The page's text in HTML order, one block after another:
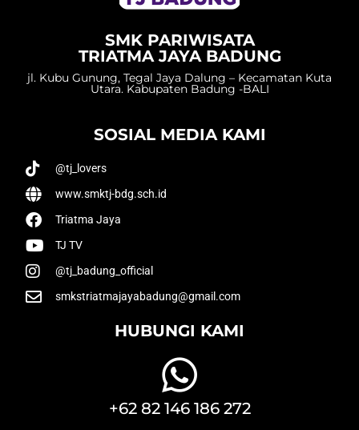
SMK PARIWISATA
TRIATMA JAYA BADUNG
jl. Kubu Gunung, Tegal Jaya Dalung – Kecamatan Kuta
Utara. Kabupaten Badung -BALI
SOSIAL MEDIA KAMI
@tj_lovers
www.smktj-bdg.sch.id
Triatma Jaya
TJ TV
@tj_badung_official
smkstriatmajayabadung@gmail.com
HUBUNGI KAMI
+62 82 146 186 272